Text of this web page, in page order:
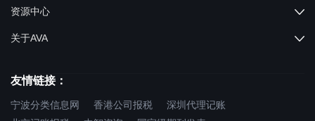
资源中心
关于AVA
友情链接：
宁波分类信息网 香港公司报税
深圳代理记账